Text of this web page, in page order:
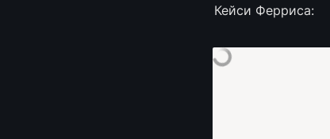
Кейси Ферриса: